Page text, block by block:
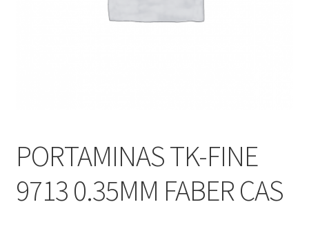
PORTAMINAS TK-FINE
9713 0.35MM FABER CAS